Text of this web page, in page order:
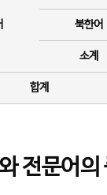
북한어
소계
합계
전문어의